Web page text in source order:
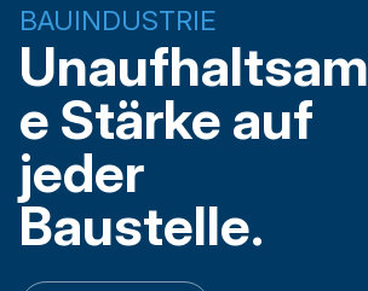
BAUINDUSTRIE
Unaufhaltsam
e Stärke auf
jeder
Baustelle.